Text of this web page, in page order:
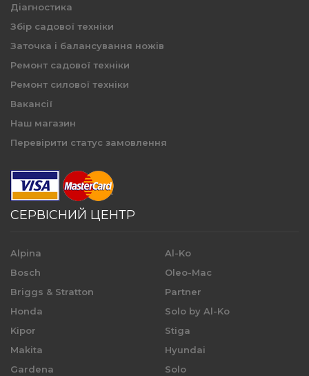
Діагностика
Збір садової техніки
Заточка і балансування ножів
Ремонт садової техніки
Ремонт силової техніки
Вакансії
Наш магазин
Перевірити статус замовлення
СЕРВІСНИЙ ЦЕНТР
Alpina
Bosch
Briggs & Stratton
Honda
Kipor
Makita
Gardena
Al-Ko
Oleo-Mac
Partner
Solo by Al-Ko
Stiga
Hyundai
Solo